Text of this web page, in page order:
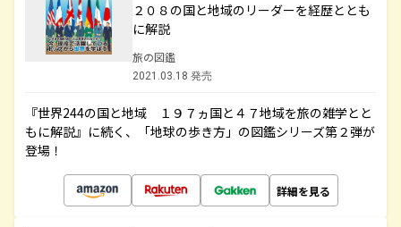
２０８の国と地域のリーダーを経歴ととも
に解説
旅の図鑑
2021.03.18 発売
『世界244の国と地域 １９７ヵ国と４７地域を旅の雑学とと
もに解説』に続く、「地球の歩き方」の図鑑シリーズ第２弾が
登場！
詳細を見る